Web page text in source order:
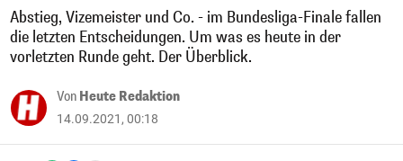
Abstieg, Vizemeister und Co. - im Bundesliga-Finale fallen
die letzten Entscheidungen. Um was es heute in der
vorletzten Runde geht. Der Überblick.
Von Heute Redaktion
14.09.2021, 00:18